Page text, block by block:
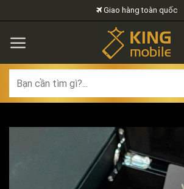
to
content
Giao hàng toàn quốc
for: